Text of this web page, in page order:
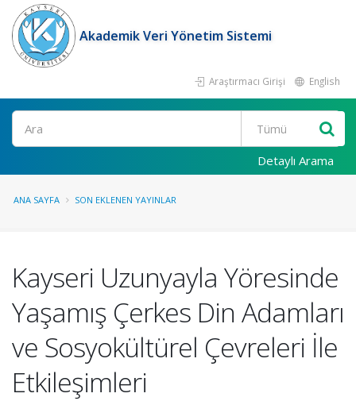
Akademik Veri Yönetim Sistemi
Araştırmacı Girişi English
Ara
Detaylı Arama
ANA SAYFA SON EKLENEN YAYINLAR
Kayseri Uzunyayla Yöresinde
Yaşamış Çerkes Din Adamları
ve Sosyokültürel Çevreleri İle
Etkileşimleri